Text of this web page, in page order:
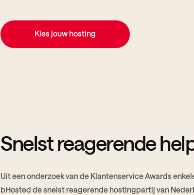
Kies jouw hosting
Snelst reagerende
Uit een onderzoek van de Klantenservice Awards
bHosted de snelst reagerende hostingpartij van